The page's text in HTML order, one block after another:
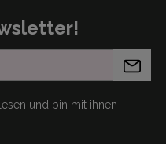
und bin mit ihnen